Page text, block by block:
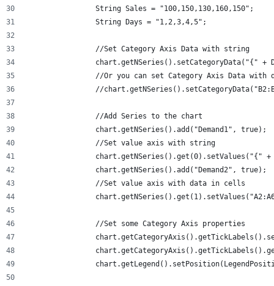
		String Sales = "100,150,130,160,150";
		String Days = "1,2,3,4,5";
		//Set Category Axis Data with string
chart.getNSeries().setCategoryData("{" +
//Or you can set Category Axis Data with
//
		//Add Series to the chart
		chart.getNSeries().add("Demand1", true);
		//Set value axis with string
chart.getNSeries().get(0).setValues("{"
		chart.getNSeries().add("Demand2", true);
		//Set value axis with data in cells
		//Set some Category Axis properties